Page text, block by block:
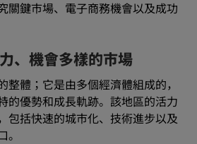
關鍵市場、電子商務機會以及成功
、機會多樣的市場
整體；它是由多個經濟體組成的，
的優勢和成長軌跡。該地區的活力
包括快速的城市化、技術進步以及